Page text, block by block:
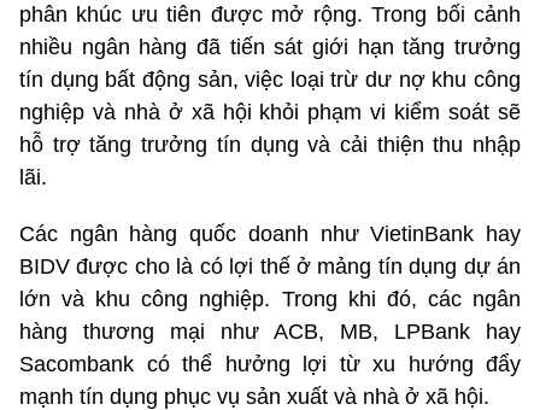
phân khúc ưu tiên được mở rộng. Trong bối cảnh
nhiều ngân hàng đã tiến sát giới hạn tăng trưởng
tín dụng bất động sản, việc loại trừ dư nợ khu công
nghiệp và nhà ở xã hội khỏi phạm vi kiểm soát sẽ
hỗ trợ tăng trưởng tín dụng và cải thiện thu nhập
lãi.
Các ngân hàng quốc doanh như VietinBank hay
BIDV được cho là có lợi thế ở mảng tín dụng dự án
lớn và khu công nghiệp. Trong khi đó, các ngân
hàng thương mại như ACB, MB, LPBank hay
Sacombank có thể hưởng lợi từ xu hướng đẩy
mạnh tín dụng phục vụ sản xuất và nhà ở xã hội.